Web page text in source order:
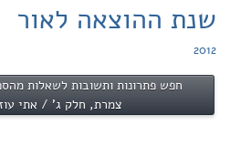
שנת ההוצאה לאור
2012
חפש פתרונות ותשובות לשאלות
צמרת, חלק ג' / אתי